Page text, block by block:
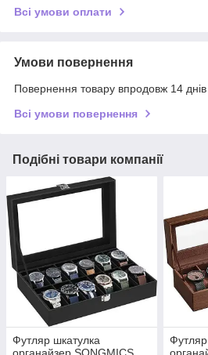
Всі умови оплати
Умови повернення
Повернення товару впродовж 14
Всі умови повернення
Подібні товари компанії
Футляр шкатулка